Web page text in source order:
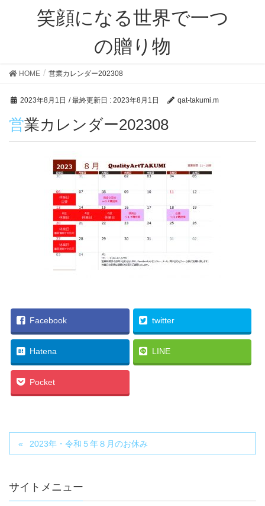
笑顔になる世界で一つ
の贈り物
HOME 営業カレンダー202308
2023年8月1日 / 最終更新日 : 2023年8月1日 qat-takumi.m
営業カレンダー202308
Facebook twitter
Hatena LINE
Pocket
2023年・令和５年８月のお休み
サイトメニュー